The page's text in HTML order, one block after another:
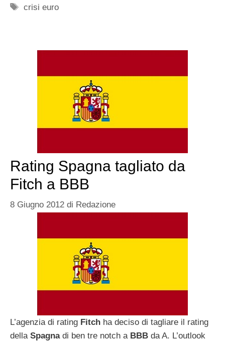
Tag
crisi euro
Rating Spagna tagliato da
Fitch a BBB
8 Giugno 2012 di Redazione
L’agenzia di rating Fitch ha deciso di tagliare il rating
della Spagnadi ben tre notch a BBB da A. L’outlook